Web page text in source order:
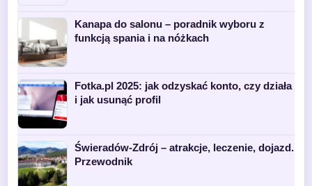
Kanapa do salonu – poradnik wyboru z
funkcją spania i na nóżkach
Fotka.pl 2025: jak odzyskać konto, czy działa
i jak usunąć profil
Świeradów-Zdrój – atrakcje, leczenie, dojazd.
Przewodnik